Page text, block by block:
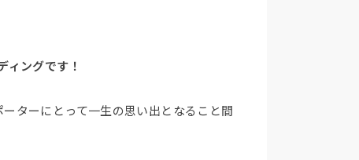
ィングです！
ターにとって一生の思い出となること間